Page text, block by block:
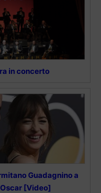
in concerto
Guadagnino a
[Video]